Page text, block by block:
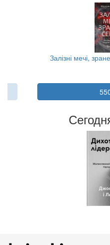
Залізні мечі,